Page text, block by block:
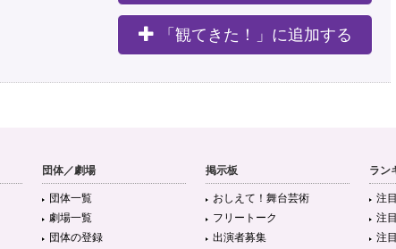
「観てきた！」に追加する
団体／劇場
団体一覧
劇場一覧
団体の登録
掲示板
おしえて！舞台芸術
フリートーク
出演者募集
ラン
注
注
注